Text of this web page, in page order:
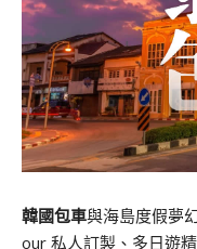
韓國包車與海島度假夢
our 私人訂製、多日遊